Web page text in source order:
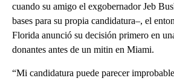
cuando su amigo el exgobernador Jeb
bases para su propia candidatura–, el
Florida anunció su decisión primero en
donantes antes de un mitin en Miami.
“Mi candidatura puede parecer